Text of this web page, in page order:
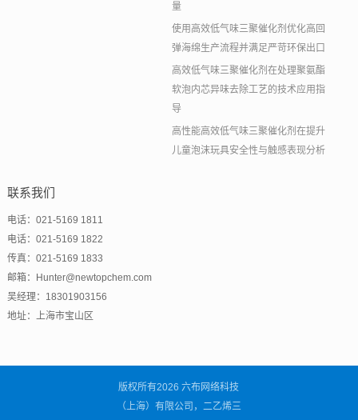
量
使用高效低气味三聚催化剂优化高回
弹海绵生产流程并满足严苛环保出口
高效低气味三聚催化剂在处理聚氨酯
软泡内芯异味去除工艺的技术应用指
导
高性能高效低气味三聚催化剂在提升
儿童泡沫玩具安全性与触感表现分析
联系我们
电话：021-5169 1811
电话：021-5169 1822
传真：021-5169 1833
邮箱：Hunter@newtopchem.com
吴经理：18301903156
地址：上海市宝山区
版权所有2026 六布网络科技
（上海）有限公司，二乙烯三